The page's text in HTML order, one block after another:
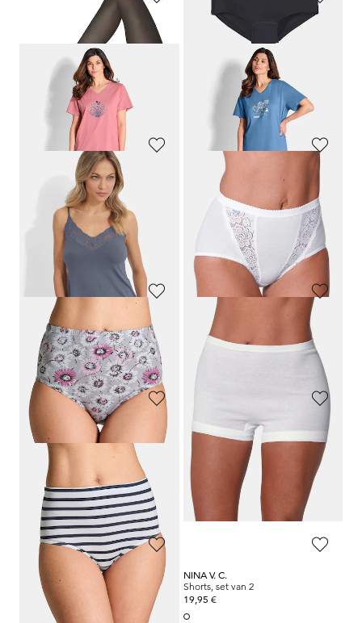
Zeven tailleslips
44,95 €
Laagste prijs van de afgelopen 30
dagen**: 35,95 € (-12%)
BH zonder beugels in een set van 2
Laagste prijs van de afgelopen 30
dagen**: 43,96 € (-12%)
Drie steunpanty's 40 den
34,95 €
Hipster, set van 2
19,99 €
Laagste prijs van de afgelopen 30
dagen**: 15,99 €
COMTESSA
Driedelige set katoenen nachtmode
59,95 €69,95 €
COMTESSA
Twee nachthemden van puur katoen
69,95 €
CONTA
Twee hemden met kant
53,97 €
89,95 €
Laagste prijs van de afgelopen 30
dagen**: 62,97 € (-14%)
SLOGGI
Tailleslip, set van 4
50,95 €
GOLDNER
Set katoenen tailleslips
19,97 €
39,95 €
NINA V. C.
Shorts, set van 2
19,95 €